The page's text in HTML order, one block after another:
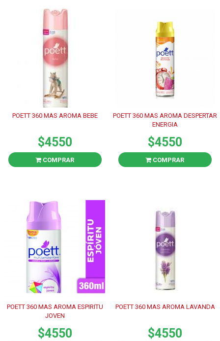
POETT 360 MAS AROMA BEBE
$4550
COMPRAR
POETT 360 MAS AROMA DESPERTAR
ENERGIA
$4550
COMPRAR
POETT 360 MAS AROMA ESPIRITU
JOVEN
$4550
POETT 360 MAS AROMA LAVANDA
$4550